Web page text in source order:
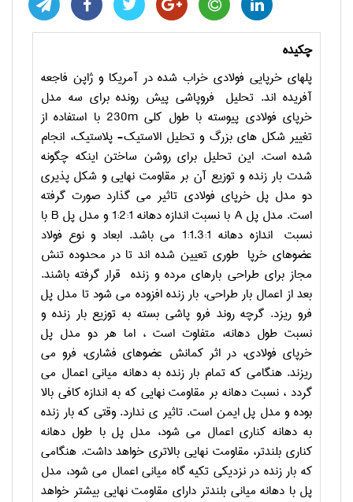
چکیده
پلهای خرپایی فولادی خراب شده در آمریکا و ژاپن فاجعه
آفریده اند. تحلیل فروپاشی پیش رونده برای سه مدل
خرپای فولادی پیوسته با طول کلی 230m با استفاده از
تغییر شکل های بزرگ و تحلیل الاستیک- پلاستیک، انجام
شده است. این تحلیل برای روشن ساختن اینکه چگونه
شدت بار زنده و توزیع آن بر مقاومت نهایی و شکل پذیری
دو مدل پل خرپای فولادی تاثیر می گذارد صورت گرفته
است. مدل پلA با نسبت اندازه دهانه 1:2:1و مدل پل B با
نسبت اندازه دهانه 1:1.3:1 می باشد. ابعاد و نوع فولاد
عضوهای خرپا طوری تعیین شده اند تا در محدوده تنش
مجاز برای طراحی بارهای مرده و زنده قرار گرفته باشند.
بعد از اعمال بار طراحی، بار زنده افزوده می شود تا مدل پل
فرو ریزد. گرچه روند فرو پاشی بسته به توزیع بار زنده و
نسبت طول دهانه، متفاوت است ، اما هر دو مدل پل
خرپای فولادی، در اثر کمانش عضوهای فشاری، فرو می
ریزند. هنگامی که تمام بار زنده به دهانه میانی اعمال می
گردد ، نسبت دهانه بر مقاومت نهایی که به اندازه کافی بالا
بوده و مدل پل ایمن است. تاثیر ی ندارد. وقتی که بار زنده
به دهانه کناری اعمال می شود، مدل پل با طول دهانه
کناری بلندتر، مقاومت نهایی بالاتری خواهد داشت. هنگامی
که بار زنده در نزدیکی تکیه گاه میانی اعمال می شود، مدل
پل با دهانه میانی بلندتر دارای مقاومت نهایی بیشتر خواهد